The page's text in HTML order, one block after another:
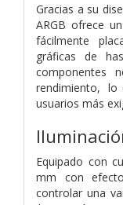
Gracias a su
ARGB ofrece
fácilmente
gráficas de
componentes
rendimiento, lo
usuarios más
Equipado con
mm con
controlar una